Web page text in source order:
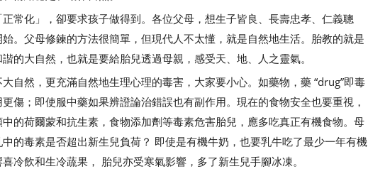
常化」，卻要求孩子做得到。各位父母，想生子皆良、長壽忠孝、仁義聰
。父母修鍊的方法很簡單，但現代人不太懂，就是自然地生活。胎教的就是
的大自然，也就是要給胎兒透過母親，感受天、地、人之靈氣。
自然，更充滿自然地生理心理的毒害，大家要小心。如藥物，藥 “drug”即毒
傷；即使服中藥如果辨證論治錯誤也有副作用。現在的食物安全也要重視，
的荷爾蒙和抗生素，食物添加劑等毒素危害胎兒，應多吃真正有機食物。母
的毒素是否超出新生兒負荷？ 即使是有機牛奶，也要乳牛吃了最少一年有機
冷飲和生冷蔬果， 胎兒亦受寒氣影響，多了新生兒手腳冰凍。